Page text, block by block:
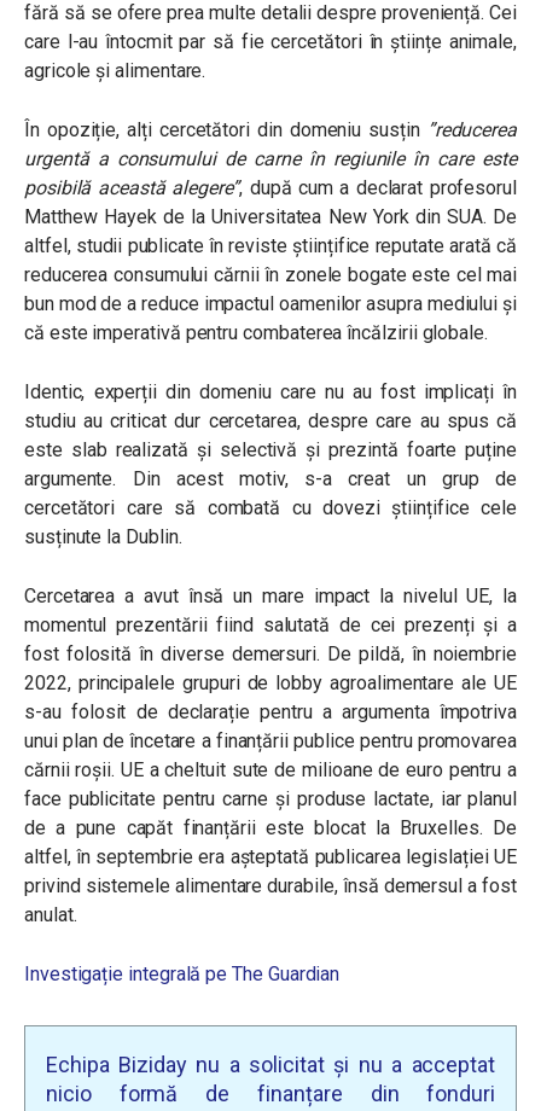
fără să se ofere prea multe detalii despre proveniență. Cei
care l-au întocmit par să fie cercetători în științe animale,
agricole și alimentare.
În opoziție, alți cercetători din domeniu susțin ”reducerea
urgentă a consumului de carne în regiunile în care este
posibilă această alegere”, după cum a declarat profesorul
Matthew Hayek de la Universitatea New York din SUA. De
altfel, studii publicate în reviste științifice reputate arată că
reducerea consumului cărnii în zonele bogate este cel mai
bun mod de a reduce impactul oamenilor asupra mediului și
că este imperativă pentru combaterea încălzirii globale.
Identic, experții din domeniu care nu au fost implicați în
studiu au criticat dur cercetarea, despre care au spus că
este slab realizată și selectivă și prezintă foarte puține
argumente. Din acest motiv, s-a creat un grup de
cercetători care să combată cu dovezi științifice cele
susținute la Dublin.
Cercetarea a avut însă un mare impact la nivelul UE, la
momentul prezentării fiind salutată de cei prezenți și a
fost folosită în diverse demersuri. De pildă, în noiembrie
2022, principalele grupuri de lobby agroalimentare ale UE
s-au folosit de declarație pentru a argumenta împotriva
unui plan de încetare a finanțării publice pentru promovarea
cărnii roșii. UE a cheltuit sute de milioane de euro pentru a
face publicitate pentru carne și produse lactate, iar planul
de a pune capăt finanțării este blocat la Bruxelles. De
altfel, în septembrie era așteptată publicarea legislației UE
privind sistemele alimentare durabile, însă demersul a fost
anulat.
Investigație integrală pe The Guardian
Echipa Biziday nu a solicitat și nu a acceptat
nicio formă de finanțare din fonduri